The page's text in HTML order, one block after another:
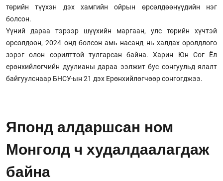
төрийн түүхэн дэх хамгийн ойрын өрсөлдөөнүүдийн нэг
болсон.
Үүний дараа тэрээр шүүхийн маргаан, улс төрийн хүчтэй
өрсөлдөөн, 2024 онд болсон амь насанд нь халдах оролдлого
зэрэг олон сорилттой тулгарсан байна. Харин Юн Сог Ёл
ерөнхийлөгчийн дуулианы дараа ээлжит бус сонгуульд ялалт
байгуулснаар БНСУ-ын 21 дэх Ерөнхийлөгчөөр сонгогджээ.
Японд алдаршсан ном
Монголд ч худалдаалагдаж
байна